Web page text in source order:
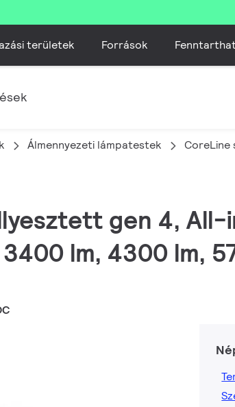
területek Források
Álmennyezeti lámpatestek​ CoreLine
gen 4, All-
lm, 4300 lm,